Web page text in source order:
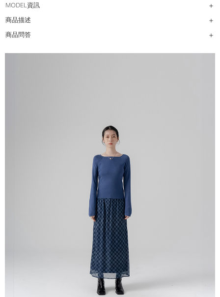
MODEL資訊
商品描述
商品問答